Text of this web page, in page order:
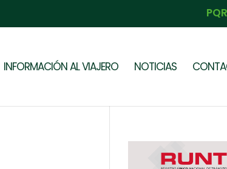
INFORMACIÓN AL VIAJERO NOTICIAS